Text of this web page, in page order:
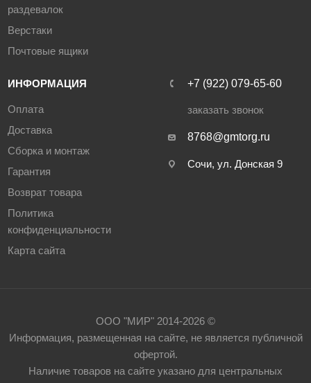
раздевалок
Верстаки
Почтовые ящики
ИНФОРМАЦИЯ
Оплата
Доставка
Сборка и монтаж
Гарантия
Возврат товара
Политика
конфиденциальности
Карта сайта
‪+7 (922) 079-65-60‬
заказать звонок
8768@gmtorg.ru
Сочи, ул. Донская 9
ООО "МИР" 2014-2026 ©
Информация, размещенная на сайте, не является публичной
офертой.
Наличие товаров на сайте указано для центральных